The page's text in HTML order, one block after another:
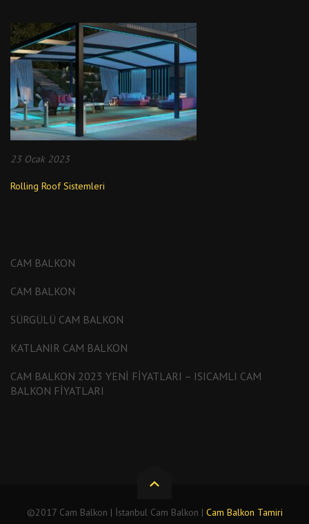
23 Ocak 2023
Rolling Roof Sistemleri
CAM BALKON
CAM BALKON
SÜRGÜLÜ CAM BALKON
KATLANIR CAM BALKON
CAM BALKON 2023 YENI FIYATLARI – ISICAMLI CAM
BALKON FIYATLARI
©2017 Cam Balkon | İstanbul Cam Balkon | Cam Balkon Tamiri